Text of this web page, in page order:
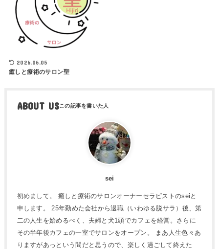
2026.06.05
癒しと療術のサロン聖
ABOUT US
sei
初めまして。 癒しと療術のサロンオーナーセラピストのseiと
申します。 25年勤めた会社から退職（いわゆる脱サラ）後、第
二の人生を始めるべく、夫婦と犬1頭でカフェを経営。さらに
その半年後カフェの一室でサロンをオープン。 まあ人生色々あ
りますがあっという間だと思うので、楽しく過ごして終えた